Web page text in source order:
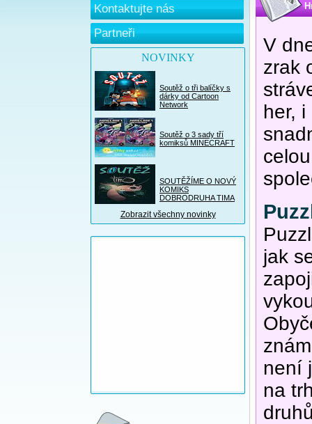
Kontaktujte nás
Partneři
NOVINKY
Soutěž o tři balíčky s
dárky od Cartoon
Network
Soutěž o 3 sady tří
komiksů MINECRAFT
SOUTĚŽÍME O NOVÝ
KOMIKS
DOBRODRUHA TIMA
Zobrazit všechny novinky
V
zrak
her,
jak
není
na